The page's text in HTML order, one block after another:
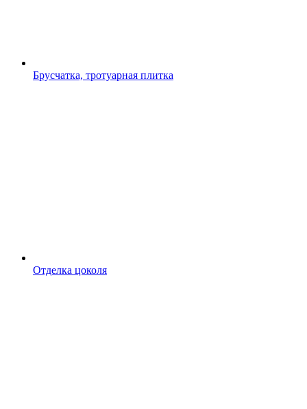
Брусчатка, тротуарная плитка
Отделка цоколя